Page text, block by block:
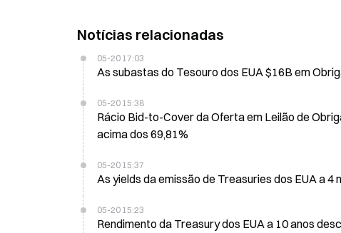
Notícias relacionadas
05-20 17:03
As subastas
05-20 15:38
Rácio Bid-to-Cover da Oferta em Leilão de
acima dos 69,81%
05-20 15:37
As yields da emissão de Treasuries dos EUA a 4
05-20 15:23
Rendimento da Treasury dos EUA a 10 anos